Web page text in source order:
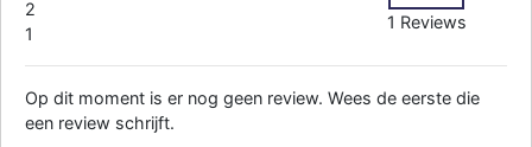
2
1
1 Reviews
Op dit moment is er nog geen review. Wees de eerste die
een review schrijft.